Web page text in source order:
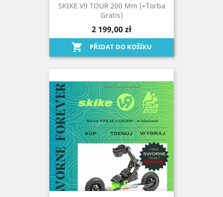
SKIKE V9 TOUR 200 Mm (+torba
Gratis)
2 199,00 zł
 PŘIDAT DO KOŠÍKU